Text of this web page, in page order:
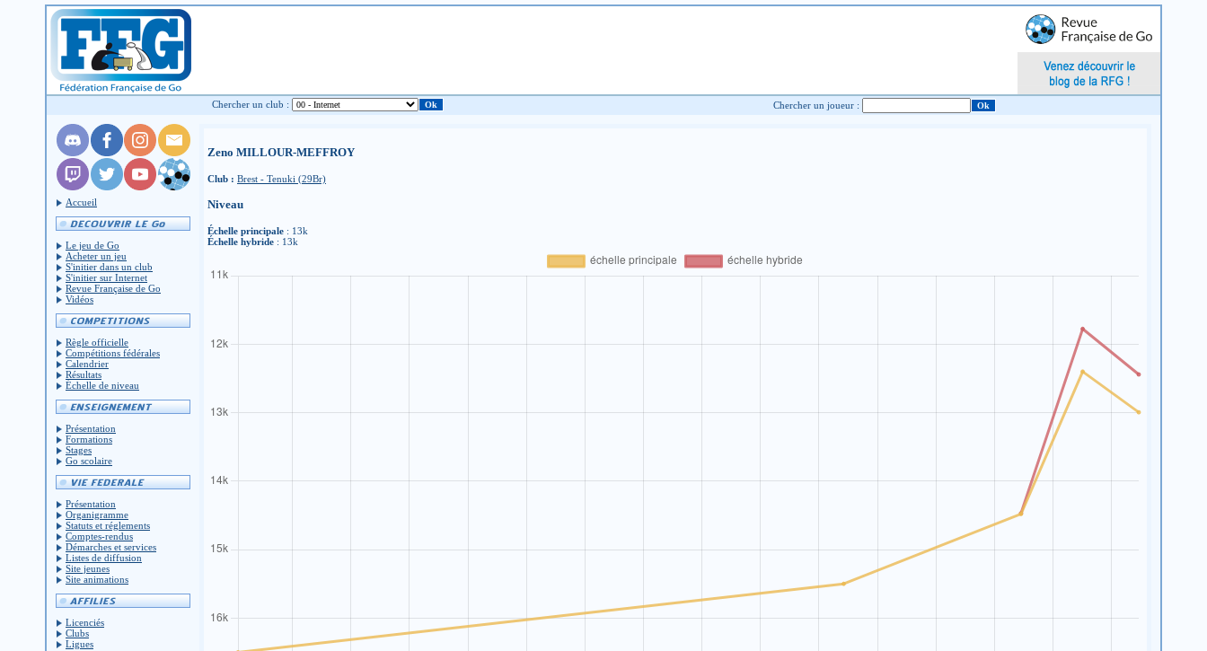
Chercher un club : Chercher un joueur :
Accueil
Le jeu de Go
Acheter un jeu
S'initier dans un club
S'initier sur Internet
Revue Française de Go
Vidéos
Règle officielle
Compétitions fédérales
Calendrier
Résultats
Échelle de niveau
Présentation
Formations
Stages
Go scolaire
Présentation
Organigramme
Statuts et réglements
Comptes-rendus
Démarches et services
Listes de diffusion
Site jeunes
Site animations
Licenciés
Clubs
Ligues
Zeno MILLOUR-MEFFROY
Club : Brest - Tenuki (29Br)
Niveau
Échelle principale : 13k
Échelle hybride : 13k